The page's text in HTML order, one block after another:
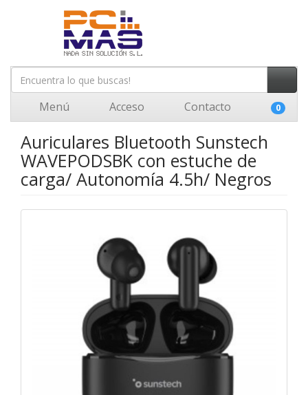
Menú Acceso Contacto 0
Auriculares Bluetooth Sunstech
WAVEPODSBK con estuche de
carga/ Autonomía 4.5h/ Negros